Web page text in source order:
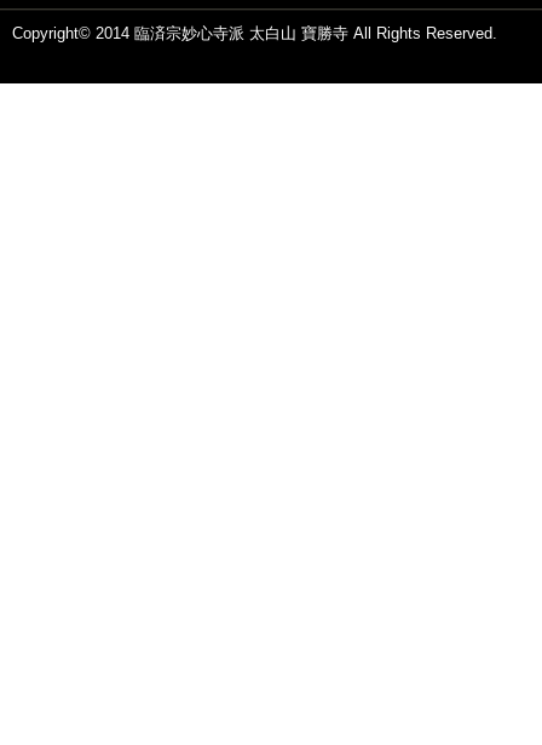
Copyright© 2014 臨済宗妙心寺派 太白山 寶勝寺 All Rights Reserved.